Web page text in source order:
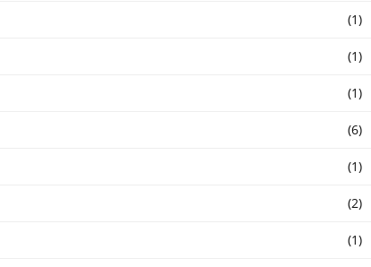
(1)
(1)
(1)
(6)
(1)
(2)
(1)